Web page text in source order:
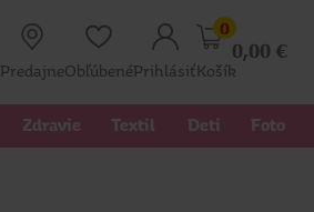
PredajneObľúbenéPrihlásiť
0
0,00 €
Košík
Zdravie Textil Deti Foto